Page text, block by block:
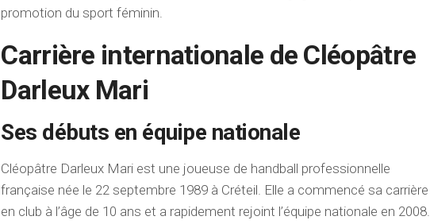
promotion du sport féminin.
Carrière internationale de Cléopâtre
Darleux Mari
Ses débuts en équipe nationale
Cléopâtre Darleux Mari est une joueuse de handball professionnelle
française née le 22 septembre 1989 à Créteil. Elle a commencé sa carrière
en club à l’âge de 10 ans et a rapidement rejoint l’équipe nationale en 2008.